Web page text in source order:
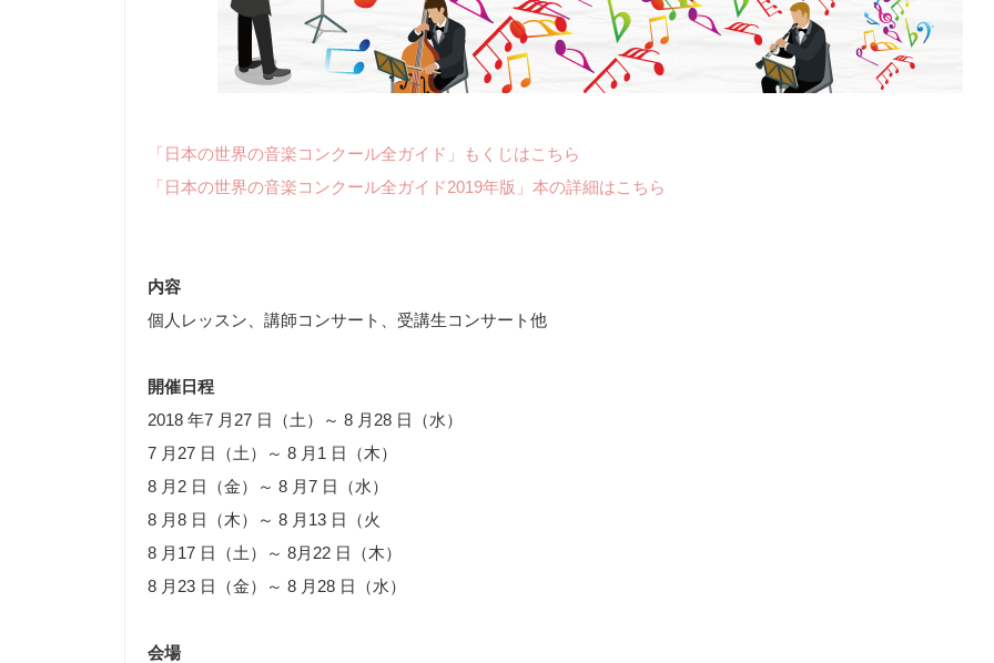
「日本の世界の音楽コンクール全ガイド」もくじはこちら
「日本の世界の音楽コンクール全ガイド2019年版」本の詳細はこちら
内容
個人レッスン、講師コンサート、受講生コンサート他
開催日程
2018 年7 月27 日（土）～ 8 月28 日（水）
7 月27 日（土）～ 8 月1 日（木）
8 月2 日（金）～ 8 月7 日（水）
8 月8 日（木）～ 8 月13 日（火
8 月17 日（土）～ 8月22 日（木）
8 月23 日（金）～ 8 月28 日（水）
会場